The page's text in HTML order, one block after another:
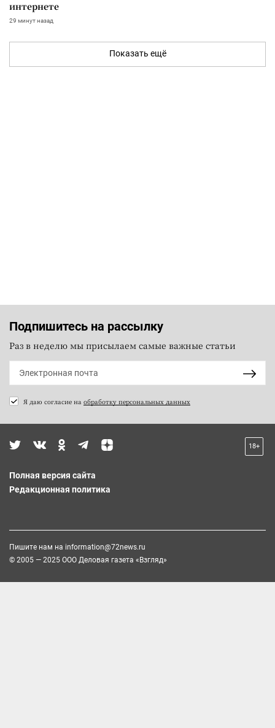
интернете
29 минут назад
Показать ещё
Подпишитесь на рассылку
Раз в неделю мы присылаем самые важные статьи
Я даю согласие на обработку персональных данных
18+
Полная версия сайта
Редакционная политика
Пишите нам на information@72news.ru
© 2005 — 2025 ООО Деловая газета «Взгляд»